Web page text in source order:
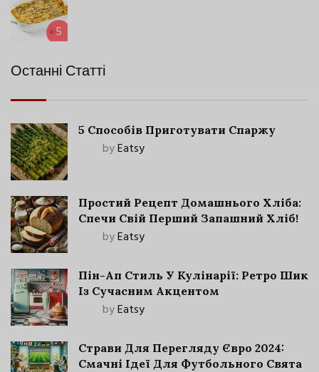
5
Останні Статті
5 Способів Приготувати Спаржу
byEatsy
Простий Рецепт Домашнього Хліба:
Спечи Свій Перший Запашний Хліб!
byEatsy
Пін-Ап Стиль У Кулінарії: Ретро Шик
Із Сучасним Акцентом
byEatsy
Страви Для Перегляду Євро 2024:
Смачні Ідеї Для Футбольного Свята